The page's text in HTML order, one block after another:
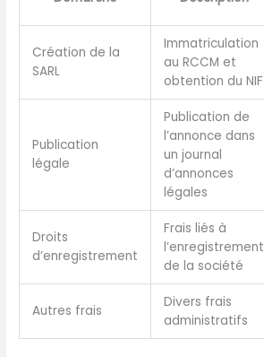
Création de la
SARL
Immatriculation
au RCCM et
obtention du NIF
Publication
légale
Publication de
l’annonce dans
un journal
d’annonces
légales
Droits
d’enregistrement
Frais liés à
l’enregistrement
de la société
Autres frais
Divers frais
administratifs